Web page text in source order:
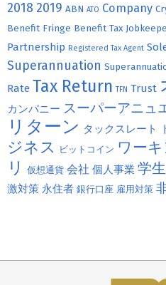
2018 2019 ABN ATO Company
Benefit Fringe Benefit Tax
Partnership Registered Tax Agent
Superannuation
Rate Tax Return TFN Trust
カンパニー スーパーアニュ
リターン タックスレート
ジネス
ビットコイン ワー
リ
仮想通貨 会社 個人事業 学生
激対策 永住者 銀行口座 雇用対策